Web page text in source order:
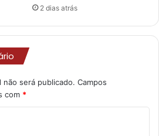
2 dias atrás
será publicado. Campos
com *